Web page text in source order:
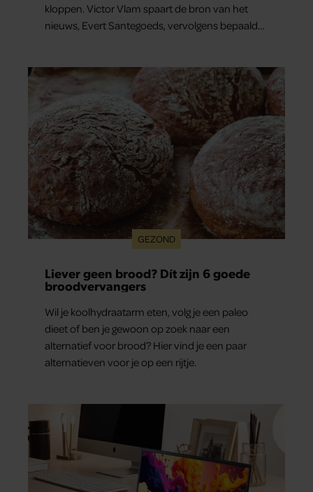
kloppen. Victor Vlam spaart de bron van het
nieuws, Evert Santegoeds, vervolgens bepaald
GEZOND
Liever geen brood? Dít zijn 6 goede
broodvervangers
Wil je koolhydraatarm eten, volg je een paleo
dieet of ben je gewoon op zoek naar een
alternatief voor brood? Hier vind je een paar
alternatieven voor je op een rijtje.